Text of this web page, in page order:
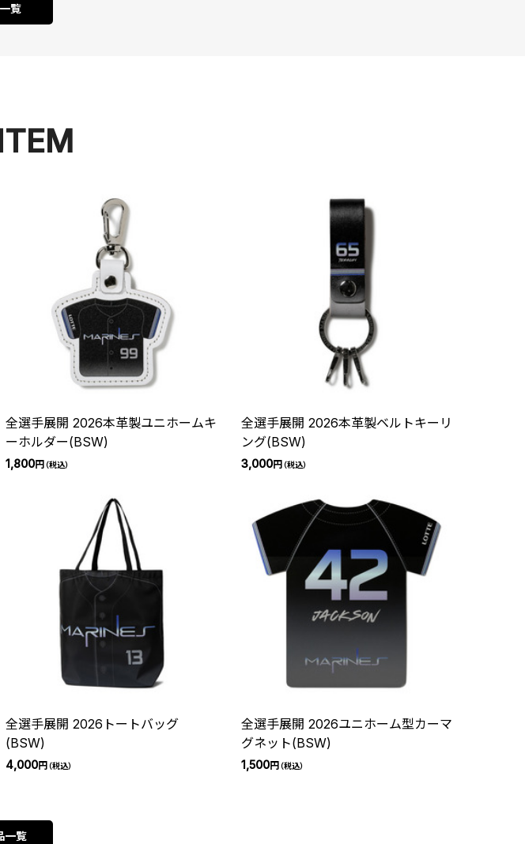
覧
全選手展開 2026本革製ユニホームキ
ーホルダー(BSW)
1,800円（税込）
全選手展開 2026本革製ベルトキーリ
ング(BSW)
3,000円（税込）
全選手展開 2026トートバッグ
(BSW)
4,000円（税込）
全選手展開 2026ユニホーム型カーマ
グネット(BSW)
1,500円（税込）
一覧